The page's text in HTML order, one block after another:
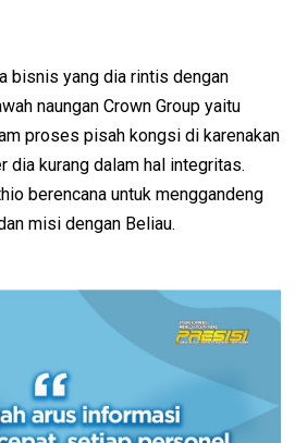
bisnis yang dia rintis dengan
naungan Crown Group yaitu
proses pisah kongsi di karenakan
dia kurang dalam hal integritas.
berencana untuk menggandeng
misi dengan Beliau.